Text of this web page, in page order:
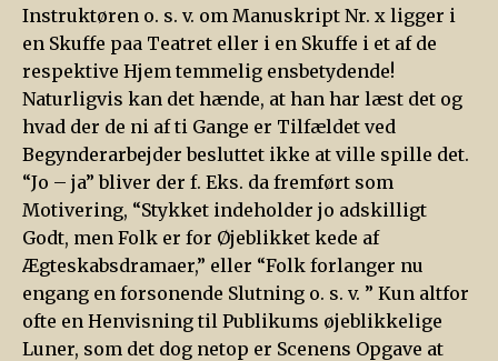
Instruktøren o. s. v. om Manuskript Nr. x ligger i
en Skuffe paa Teatret eller i en Skuffe i et af de
respektive Hjem temmelig ensbetydende!
Naturligvis kan det hænde, at han har læst det og
hvad der de ni af ti Gange er Tilfældet ved
Begynderarbejder besluttet ikke at ville spille det.
“Jo – ja” bliver der f. Eks. da fremført som
Motivering, “Stykket indeholder jo adskilligt
Godt, men Folk er for Øjeblikket kede af
Ægteskabsdramaer,” eller “Folk forlanger nu
engang en forsonende Slutning o. s. v. ” Kun altfor
ofte en Henvisning til Publikums øjeblikkelige
Luner, som det dog netop er Scenens Opgave at